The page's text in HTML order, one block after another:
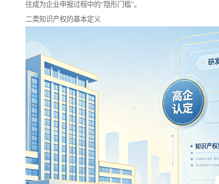
往成为企业申报过程中的“隐形门槛”。
二类知识产权的基本定义